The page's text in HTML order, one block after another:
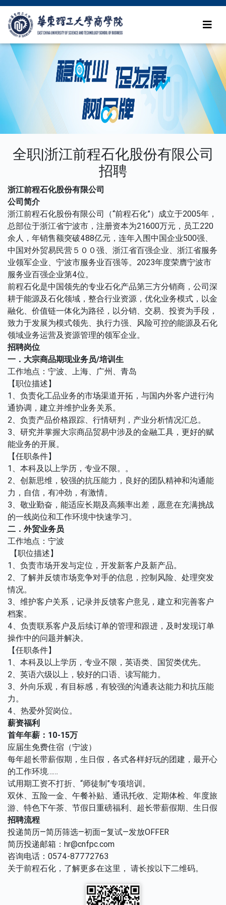
全职|浙江前程石化股份有限公司
招聘
浙江前程石化股份有限公司
公司简介
浙江前程石化股份有限公司（“前程石化”）成立于2005年，
总部位于浙江省宁波市，注册资本为21600万元，员工220
余人，年销售额突破488亿元，连年入围中国企业500强、
中国对外贸易民营５００强、浙江省百强企业、浙江省服务
业领军企业、宁波市服务业百强等。2023年度荣膺宁波市
服务业百强企业第4位。
前程石化是中国领先的专业石化产品第三方分销商，公司深
耕于能源及石化领域，整合行业资源，优化业务模式，以金
融化、价值链一体化为路径，以分销、交易、投资为手段，
致力于发展为模式领先、执行力强、风险可控的能源及石化
领域业务运营及资源管理的领军企业。
招聘岗位
一．大宗商品期现业务员/培训生
工作地点：宁波、上海、广州、青岛
【职位描述】
1、负责化工品业务的市场渠道开拓，与国内外客户进行沟
通协调，建立并维护业务关系。
2、负责产品价格跟踪、行情研判，产业分析情况汇总。
3、研究并掌握大宗商品贸易中涉及的金融工具，更好的赋
能业务的开展。
【任职条件】
1、本科及以上学历，专业不限。。
2、创新思维，较强的抗压能力，良好的团队精神和沟通能
力，自信，有冲劲，有激情。
3、敬业勤奋，能适应长期及高频率出差，愿意在充满挑战
的一线岗位和工作环境中快速学习。
二．外贸业务员
工作地点：宁波
【职位描述】
1、负责市场开发与定位，开发新客户及新产品。
2、了解并反馈市场竞争对手的信息，控制风险、处理突发
情况。
3、维护客户关系，记录并反馈客户意见，建立和完善客户
档案。
4、负责联系客户及后续订单的管理和跟进，及时发现订单
操作中的问题并解决。
【任职条件】
1、本科及以上学历，专业不限，英语类、国贸类优先。
2、英语六级以上，较好的口语、读写能力。
3、外向乐观，有目标感，有较强的沟通表达能力和抗压能
力。
4、热爱外贸岗位。
薪资福利
首年年薪： 10-15万
应届生免费住宿（宁波）
每年超长带薪假期，生日假，各式各样好玩的团建，最开心
的工作环境……
试用期工资不打折、“师徒制”专项培训。
双休、五险一金、午餐补贴、通讯托收、定期体检、年度旅
游、特色下午茶、节假日重磅福利、超长带薪假期、生日假
招聘流程
投递简历—简历筛选—初面—复试—发放OFFER
简历投递邮箱：hr@cnfpc.com
咨询电话：0574-87772763
关于前程石化，了解更多在这里， 请长按以下二维码。